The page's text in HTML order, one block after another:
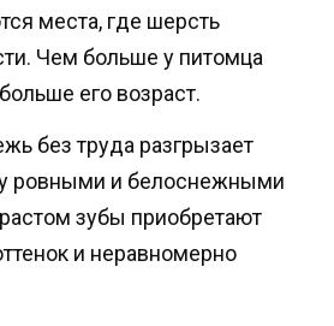
места, где шерсть
Чем больше у питомца
его возраст.
без труда разгрызает
ровными и белоснежными
зубы приобретают
и неравномерно